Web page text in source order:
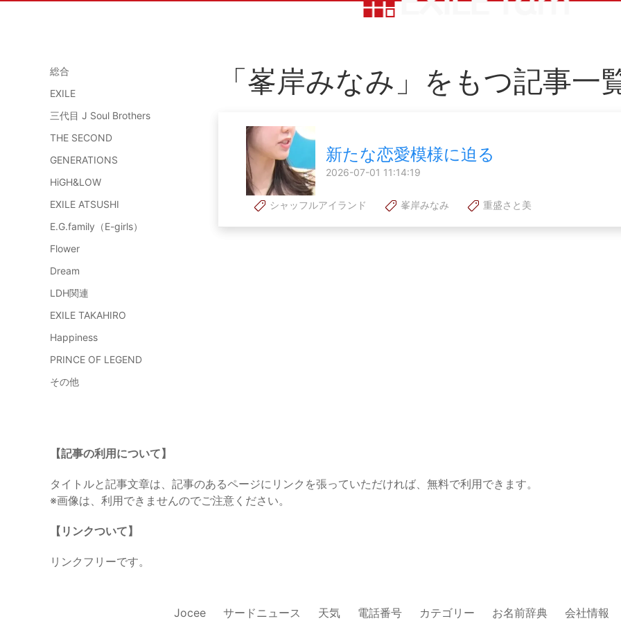
総合
EXILE
三代目 J Soul Brothers
THE SECOND
GENERATIONS
HiGH&LOW
EXILE ATSUSHI
E.G.family（E-girls）
Flower
Dream
LDH関連
EXILE TAKAHIRO
Happiness
PRINCE OF LEGEND
その他
「峯岸みなみ」をもつ記事一
新たな恋愛模様に迫る
2026-07-01 11:14:19
シャッフルアイランド 峯岸みなみ 重盛さと美
【記事の利用について】
タイトルと記事文章は、記事のあるページにリンクを張っていただければ、無料で利用できます。
※画像は、利用できませんのでご注意ください。
【リンクついて】
リンクフリーです。
Jocee サードニュース 天気 電話番号 カテゴリー お名前辞典 会社情報